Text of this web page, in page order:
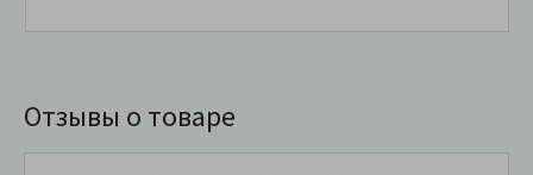
Отзывы о товаре